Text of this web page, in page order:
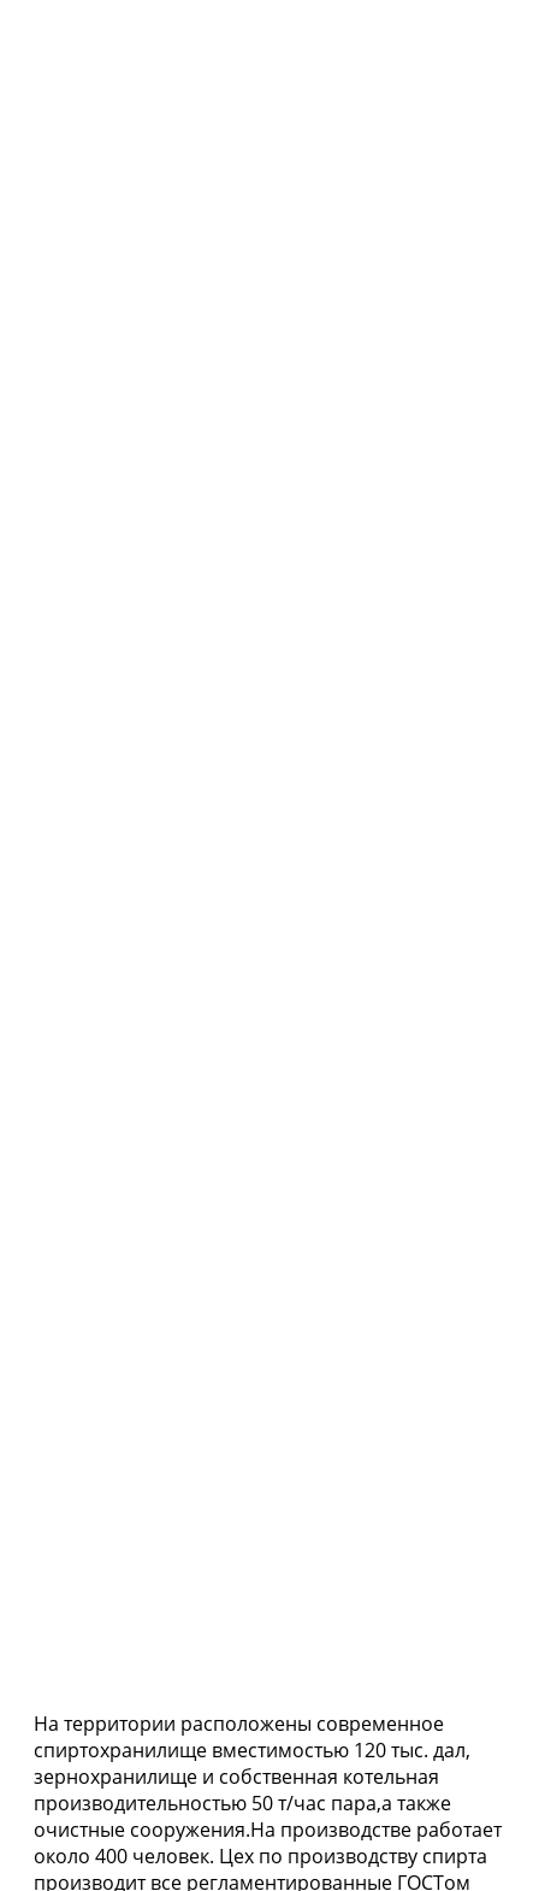
На территории расположены современное
спиртохранилище вместимостью 120 тыс. дал,
зернохранилище и собственная котельная
производительностью 50 т/час пара,а также
очистные сооружения.На производстве работает
около 400 человек. Цех по производству спирта
производит все регламентированные ГОСТом